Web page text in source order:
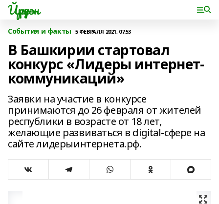
Йүрүҙән
События и факты 5 ФЕВРАЛЯ 2021, 07:53
В Башкирии стартовал
конкурс «Лидеры интернет-
коммуникаций»
Заявки на участие в конкурсе
принимаются до 26 февраля от жителей
республики в возрасте от 18 лет,
желающие развиваться в digital-сфере на
сайте лидерыинтернета.рф.